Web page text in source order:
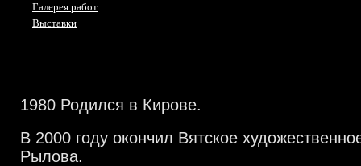
Галерея работ
Выставки
1980 Родился в Кирове.
В 2000 году окончил Вятское
Рылова.